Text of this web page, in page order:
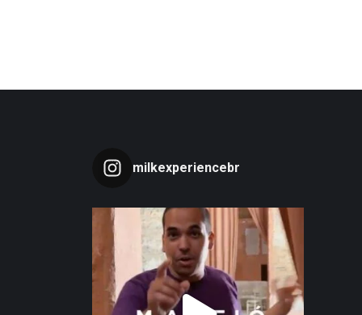
milkexperiencebr